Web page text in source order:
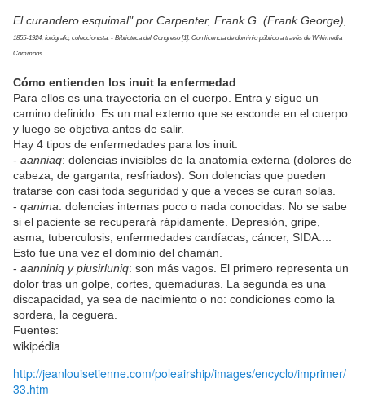
El curandero esquimal" por Carpenter, Frank G. (Frank George),
1855-1924, fotógrafo, coleccionista. - Biblioteca del Congreso [1]. Con licencia de dominio público a través de Wikimedia
Commons.
Cómo entienden los inuit la enfermedad
Para ellos es una trayectoria en el cuerpo. Entra y sigue un
camino definido. Es un mal externo que se esconde en el cuerpo
y luego se objetiva antes de salir.
Hay 4 tipos de enfermedades para los inuit:
- aanniaq: dolencias invisibles de la anatomía externa (dolores de
cabeza, de garganta, resfriados). Son dolencias que pueden
tratarse con casi toda seguridad y que a veces se curan solas.
- qanima: dolencias internas poco o nada conocidas. No se sabe
si el paciente se recuperará rápidamente. Depresión, gripe,
asma, tuberculosis, enfermedades cardíacas, cáncer, SIDA....
Esto fue una vez el dominio del chamán.
- aanniniq y piusirluniq: son más vagos. El primero representa un
dolor tras un golpe, cortes, quemaduras. La segunda es una
discapacidad, ya sea de nacimiento o no: condiciones como la
sordera, la ceguera.
Fuentes:
wikipédia
http://jeanlouisetienne.com/poleairship/images/encyclo/imprimer/
33.htm